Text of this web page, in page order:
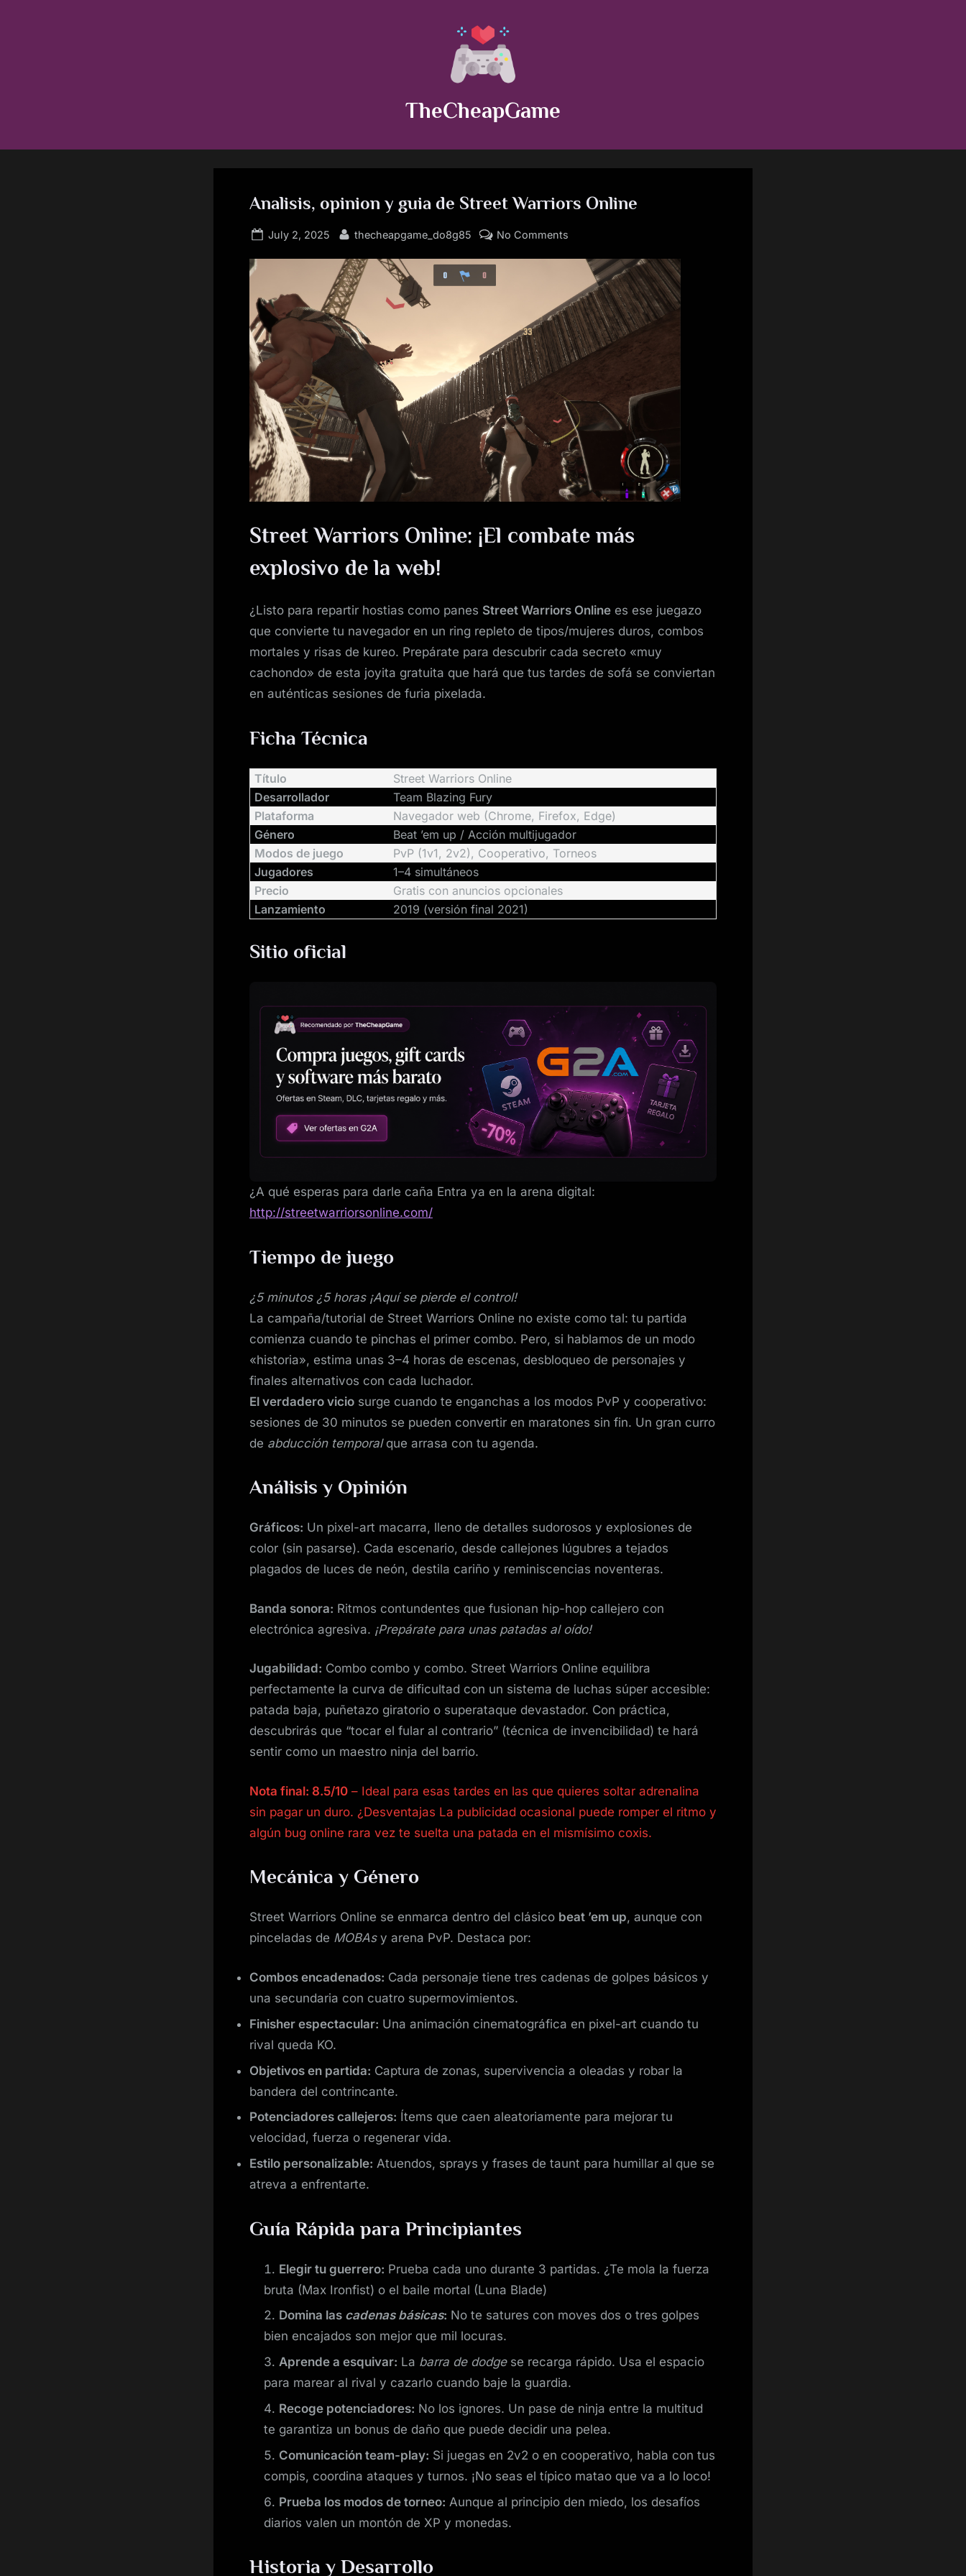
TheCheapGame
Analisis, opinion y guia de Street Warriors Online
Posted
July 2, 2025 By
thecheapgame_do8g85 No Comments
opinion
guia
de
Street
Warriors
Online
Street Warriors Online: ¡El combate más
explosivo de la web!
¿Listo para repartir hostias como panes Street Warriors Online es ese juegazo
que convierte tu navegador en un ring repleto de tipos/mujeres duros, combos
mortales y risas de kureo. Prepárate para descubrir cada secreto «muy
cachondo» de esta joyita gratuita que hará que tus tardes de sofá se conviertan
en auténticas sesiones de furia pixelada.
Ficha Técnica
Título
Street Warriors Online
Desarrollador
Team Blazing Fury
Plataforma
Navegador web (Chrome, Firefox, Edge)
Género
Beat ’em up / Acción multijugador
Modos de juego
PvP (1v1, 2v2), Cooperativo, Torneos
Jugadores
1–4 simultáneos
Precio
Gratis con anuncios opcionales
Lanzamiento
2019 (versión final 2021)
Sitio oficial
¿A qué esperas para darle caña Entra ya en la arena digital:
http://streetwarriorsonline.com/
Tiempo de juego
¿5 minutos ¿5 horas ¡Aquí se pierde el control!
La campaña/tutorial de Street Warriors Online no existe como tal: tu partida
comienza cuando te pinchas el primer combo. Pero, si hablamos de un modo
«historia», estima unas 3–4 horas de escenas, desbloqueo de personajes y
finales alternativos con cada luchador.
El verdadero vicio surge cuando te enganchas a los modos PvP y cooperativo:
sesiones de 30 minutos se pueden convertir en maratones sin fin. Un gran curro
de abducción temporalque arrasa con tu agenda.
Análisis y Opinión
Gráficos: Un pixel-art macarra, lleno de detalles sudorosos y explosiones de
color (sin pasarse). Cada escenario, desde callejones lúgubres a tejados
plagados de luces de neón, destila cariño y reminiscencias noventeras.
Banda sonora: Ritmos contundentes que fusionan hip-hop callejero con
electrónica agresiva. ¡Prepárate para unas patadas al oído!
Jugabilidad: Combo combo y combo. Street Warriors Online equilibra
perfectamente la curva de dificultad con un sistema de luchas súper accesible:
patada baja, puñetazo giratorio o superataque devastador. Con práctica,
descubrirás que “tocar el fular al contrario” (técnica de invencibilidad) te hará
sentir como un maestro ninja del barrio.
Nota final: 8.5/10 – Ideal para esas tardes en las que quieres soltar adrenalina
sin pagar un duro. ¿Desventajas La publicidad ocasional puede romper el ritmo y
algún bug online rara vez te suelta una patada en el mismísimo coxis.
Mecánica y Género
Street Warriors Online se enmarca dentro del clásico beat ’em up, aunque con
pinceladas de MOBAsy arena PvP. Destaca por:
Combos encadenados: Cada personaje tiene tres cadenas de golpes básicos y
una secundaria con cuatro supermovimientos.
Finisher espectacular: Una animación cinematográfica en pixel-art cuando tu
rival queda KO.
Objetivos en partida: Captura de zonas, supervivencia a oleadas y robar la
bandera del contrincante.
Potenciadores callejeros: Ítems que caen aleatoriamente para mejorar tu
velocidad, fuerza o regenerar vida.
Estilo personalizable: Atuendos, sprays y frases de taunt para humillar al que se
atreva a enfrentarte.
Guía Rápida para Principiantes
Elegir tu guerrero: Prueba cada uno durante 3 partidas. ¿Te mola la fuerza
bruta (Max Ironfist) o el baile mortal (Luna Blade)
Domina las cadenas básicas: No te satures con moves dos o tres golpes
bien encajados son mejor que mil locuras.
Aprende a esquivar: La barra de dodgese recarga rápido. Usa el espacio
para marear al rival y cazarlo cuando baje la guardia.
Recoge potenciadores: No los ignores. Un pase de ninja entre la multitud
te garantiza un bonus de daño que puede decidir una pelea.
Comunicación team-play: Si juegas en 2v2 o en cooperativo, habla con tus
compis, coordina ataques y turnos. ¡No seas el típico matao que va a lo loco!
Prueba los modos de torneo: Aunque al principio den miedo, los desafíos
diarios valen un montón de XP y monedas.
Historia y Desarrollo